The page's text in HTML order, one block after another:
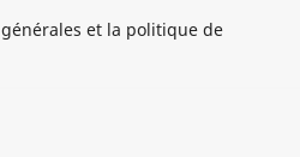
et la politique de